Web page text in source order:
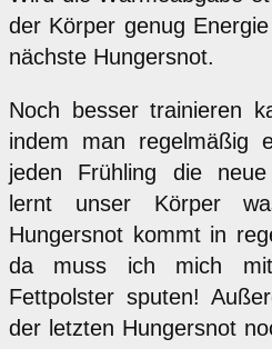
der Körper genug
nächste Hungersnot.
Noch besser trainieren
indem man regelmäßig
jeden Frühling die
lernt unser Körper
Hungersnot kommt in
da muss ich mich
Fettpolster sputen!
der letzten Hungersnot